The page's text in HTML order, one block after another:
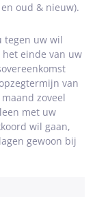
oud & nieuw).
tegen uw wil
einde van uw
van
zoveel
met uw
wil gaan,
gewoon bij